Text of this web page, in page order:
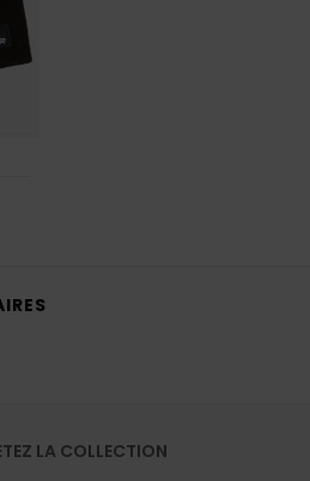
LA COLLECTION